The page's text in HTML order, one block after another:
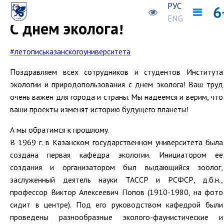
Предыдущая новость Следующая новость
РУС
ENG
С днем эколога!
#летописьказанскогоуниверситета
Поздравляем всех сотрудников и студентов Института
экологии и природопользования с днем эколога! Ваш труд
очень важен для города и страны. Мы надеемся и верим, что
ваши проекты изменят историю будущего планеты!
А мы обратимся к прошлому.
В 1969 г. в Казанском государственном университета была
создана первая кафедра экологии. Инициатором ее
создания и организатором был выдающийся зоолог,
заслуженный деятель науки ТАССР и РСФСР, д.б.н.,
профессор Виктор Алексеевич Попов (1910-1980, на фото
сидит в центре). Под его руководством кафедрой были
проведены разнообразные эколого-фаунистические и